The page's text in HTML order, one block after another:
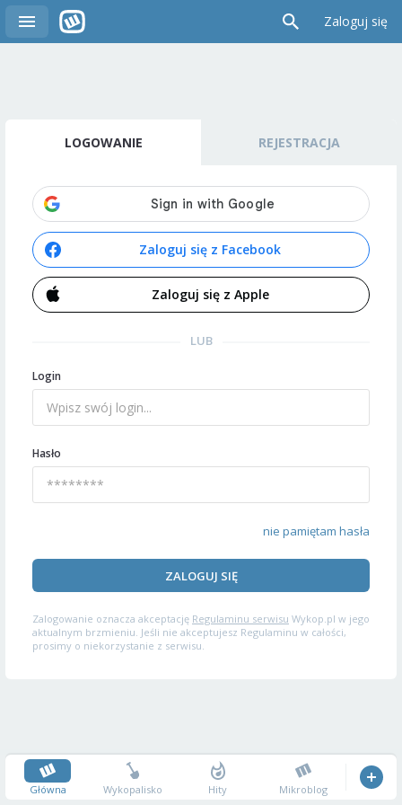
Zaloguj się
LOGOWANIE REJESTRACJA
Zaloguj się z Facebook
Zaloguj się z Apple
LUB
Login
Hasło
nie pamiętam hasła
ZALOGUJ SIĘ
Zalogowanie oznacza akceptację Regulaminu serwisu Wykop.pl w jego
aktualnym brzmieniu. Jeśli nie akceptujesz Regulaminu w całości,
prosimy o niekorzystanie z serwisu.
Główna Wykopalisko Hity Mikroblog